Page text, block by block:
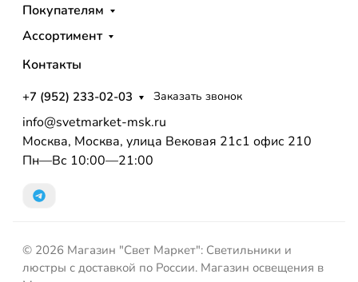
Покупателям
Ассортимент
Контакты
+7 (952) 233-02-03 Заказать звонок
info@svetmarket-msk.ru
Москва, Москва, улица Вековая 21с1 офис 210
Пн—Вс 10:00—21:00
© 2026 Магазин "Свет Маркет": Светильники и
люстры с доставкой по России. Магазин освещения в